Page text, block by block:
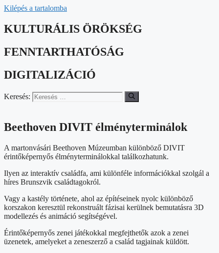
Kilépés a tartalomba
KULTURÁLIS ÖRÖKSÉG
FENNTARTHATÓSÁG
DIGITALIZÁCIÓ
Keresés:
Beethoven DIVIT élményterminálok
A martonvásári Beethoven Múzeumban különböző DIVIT
érintőképernyős élményterminálokkal találkozhatunk.
Ilyen az interaktív családfa, ami különféle információkkal szolgál a
híres Brunszvik családtagokról.
Vagy a kastély története, ahol az építéseinek nyolc különböző
korszakon keresztül rekonstruált fázisai kerülnek bemutatásra 3D
modellezés és animáció segítségével.
Érintőképernyős zenei játékokkal megfejthetők azok a zenei
üzenetek, amelyeket a zeneszerző a család tagjainak küldött.